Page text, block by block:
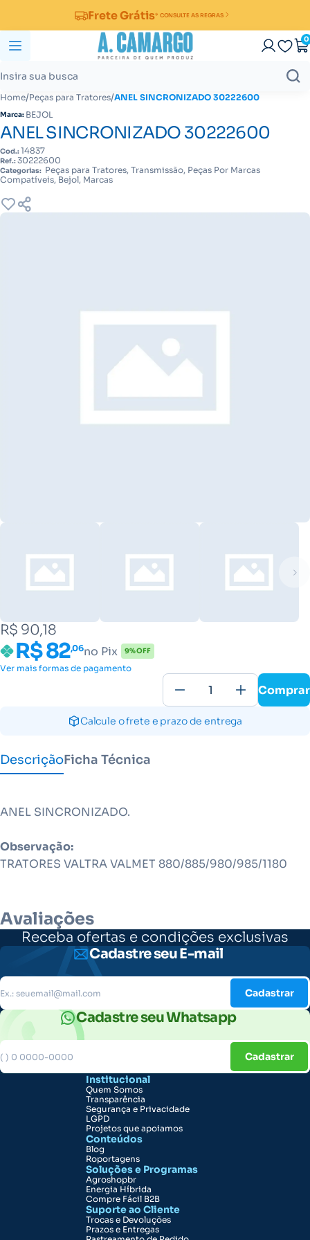
Frete Grátis* CONSULTE AS REGRAS
0
Home/Peças para Tratores/ANEL SINCRONIZADO 30222600
Marca: BEJOL
ANEL SINCRONIZADO 30222600
Cod.:14837
Ref.:30222600
Categorias: Peças para Tratores, Transmissão, Peças Por Marcas
Compatíveis, Bejol, Marcas
R$ 90,18
R$ 82,06no Pix 9% OFF
Ver mais formas de pagamento
Comprar
Calcule o frete e prazo de entrega
DescriçãoFicha Técnica
ANEL SINCRONIZADO.
Observação:
TRATORES VALTRA VALMET 880/885/980/985/1180
Avaliações
Receba ofertas e condições exclusivas
Cadastre seu E-mail
Cadastrar
Cadastre seu Whatsapp
Cadastrar
Institucional
Quem Somos
Transparência
Segurança e Privacidade
LGPD
Projetos que apoiamos
Conteúdos
Blog
Roportagens
Soluções e Programas
Agroshopbr
Energia Híbrida
Compre Fácil B2B
Suporte ao Cliente
Trocas e Devoluções
Prazos e Entregas